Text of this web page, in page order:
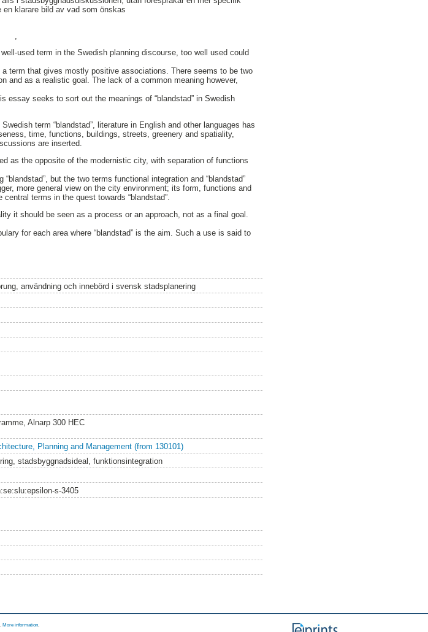
klarare bild av vad som önskas
used term in the Swedish planning discourse, too well used could
term that gives mostly positive associations. There seems to be two
and as a realistic goal. The lack of a common meaning however,
seeks to sort out the meanings of “blandstad” in Swedish
term “blandstad”, literature in English and other languages has
time, functions, buildings, streets, greenery and spatiality,
are inserted.
as the opposite of the modernistic city, with separation of functions
but the two terms functional integration and “blandstad”
more general view on the city environment; its form, functions and
terms in the quest towards “blandstad”.
it should be seen as a process or an approach, not as a final goal.
for each area where “blandstad” is the aim. Such a use is said to
användning och innebörd i svensk stadsplanering
Alnarp 300 HEC
Planning and Management (from 130101)
stadsbyggnadsideal, funktionsintegration
s-3405
More information.